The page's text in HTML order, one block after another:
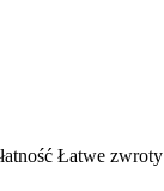
Łatwe zwroty